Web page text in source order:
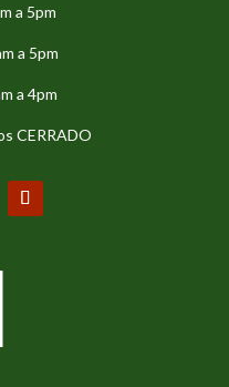
a 5pm
a 5pm
a 4pm
CERRADO